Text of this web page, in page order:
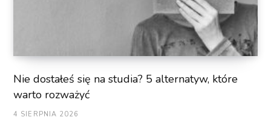
Nie dostałeś się na studia? 5 alternatyw, które
warto rozważyć
4 SIERPNIA 2026